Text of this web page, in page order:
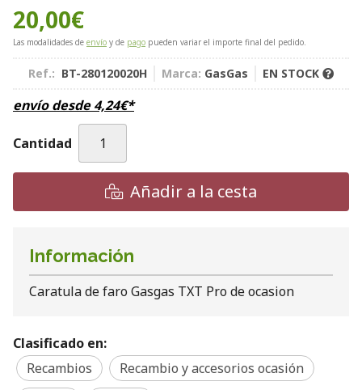
20,00€
Las modalidades de envío y de pago pueden variar el importe final del pedido.
Ref.: BT-280120020H Marca: GasGas EN STOCK
envío desde4,24€*
Cantidad
Añadir a la cesta
Información
Caratula de faro Gasgas TXT Pro de ocasion
Clasificado en:
Recambios
Recambio y accesorios ocasión